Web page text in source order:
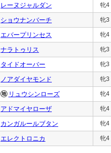
レーヌジャルダン 牝4
ショウナンバーチ 牝3
エバープリンセス 牝4
ナラトゥリス 牝3
タイドオーバー 牝3
ノアダイヤモンド 牝3
リュウシンローズ 牝4
アドマイヤローザ 牝4
カンガルールブタン 牝4
エレクトロニカ 牝4